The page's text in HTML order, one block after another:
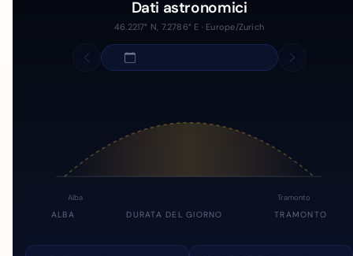
Dati astronomici
46.2217° N, 7.2786° E · Europe/Zurich
Alba Tramonto
ALBA DURATA DEL GIORNO TRAMONTO